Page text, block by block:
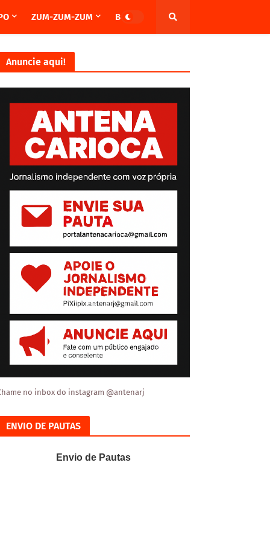
ZUM-ZUM-ZUM BRASIL
Anuncie aqui!
no inbox do instagram @antenarj
ENVIO DE PAUTAS
Envio de Pautas